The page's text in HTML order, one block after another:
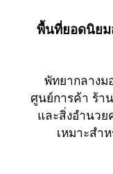
พื้นที่ยอดนิยม
พัทยากลางม
ศูนย์การค้า ร้า
และสิ่งอำนวย
เหมาะสำ